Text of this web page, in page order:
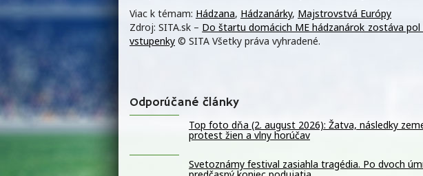
Viac k témam: Hádzana, Hádzanárky, Majstrovstvá Európy
Zdroj: SITA.sk – Do štartu domácich ME hádzanárok zostáva
vstupenky © SITA Všetky práva vyhradené.
Odporúčané články
Top foto dňa (2. august 2026): Žatva, následky
protest žien a vlny horúčav
Svetoznámy festival zasiahla tragédia. Po dvoch